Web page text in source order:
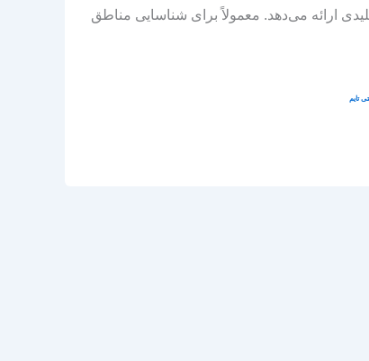
ارائه می‌دهد. معمولاً برای شناسایی مناطق
تایم